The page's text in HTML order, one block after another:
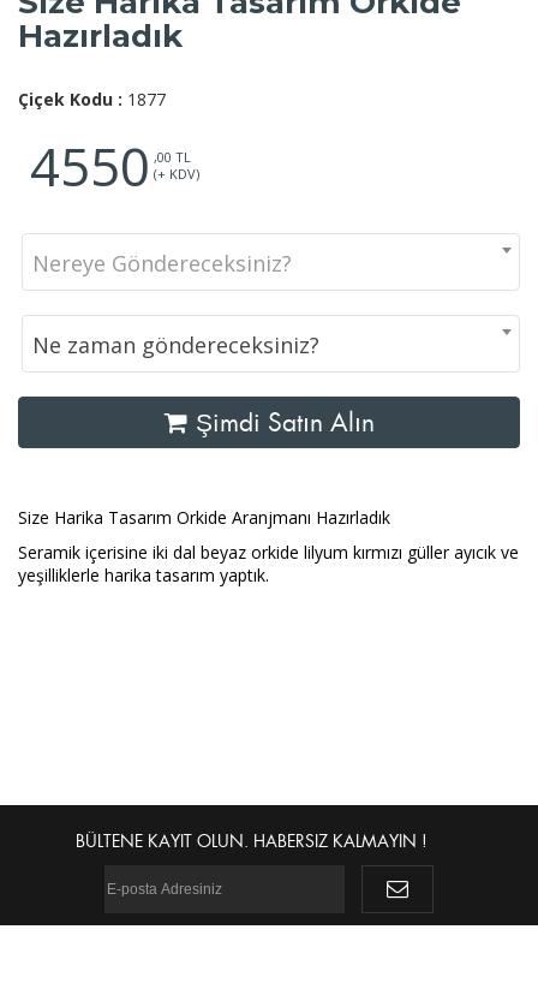
Hazırladık
Çiçek Kodu : 1877
4550 ,00 TL
(+ KDV)
Nereye Göndereceksiniz?
Ne zaman göndereceksiniz?
Şimdi Satın Alın
Size Harika Tasarım Orkide Aranjmanı Hazırladık
Seramik içerisine iki dal beyaz orkide lilyum kırmızı güller ayıcık ve
yeşilliklerle harika tasarım yaptık.
BÜLTENE KAYIT OLUN. HABERSIZ KALMAYIN !